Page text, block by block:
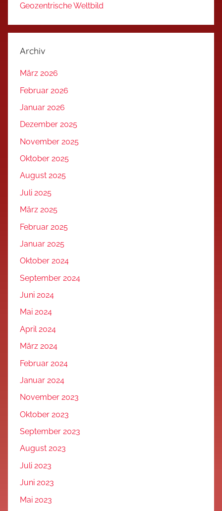
Geozentrische Weltbild
Archiv
März 2026
Februar 2026
Januar 2026
Dezember 2025
November 2025
Oktober 2025
August 2025
Juli 2025
März 2025
Februar 2025
Januar 2025
Oktober 2024
September 2024
Juni 2024
Mai 2024
April 2024
März 2024
Februar 2024
Januar 2024
November 2023
Oktober 2023
September 2023
August 2023
Juli 2023
Juni 2023
Mai 2023